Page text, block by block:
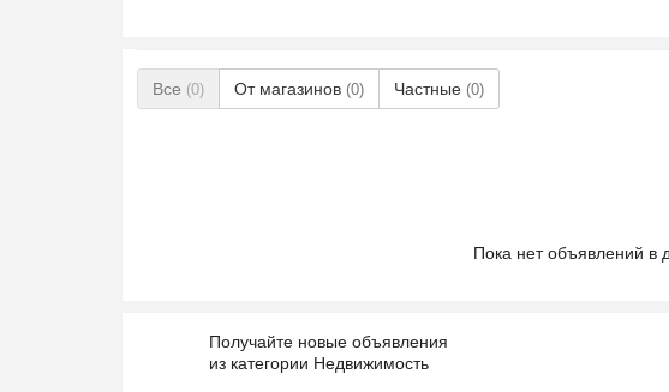
Все (0) От магазинов (0) Частные (0)
Пока нет объявлений в
Получайте новые объявления
из категории Недвижимость